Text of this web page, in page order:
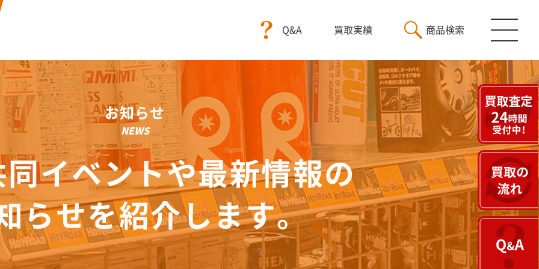
Q&A 買取実績 商品検索
お知らせ
NEWS
同イベントや最新情報の
らせを紹介します。